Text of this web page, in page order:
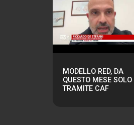
MODELLO RED, DA
QUESTO MESE SOLO
TRAMITE CAF